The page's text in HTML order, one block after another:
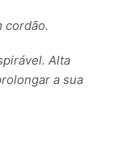
cordão.
Alta
a sua